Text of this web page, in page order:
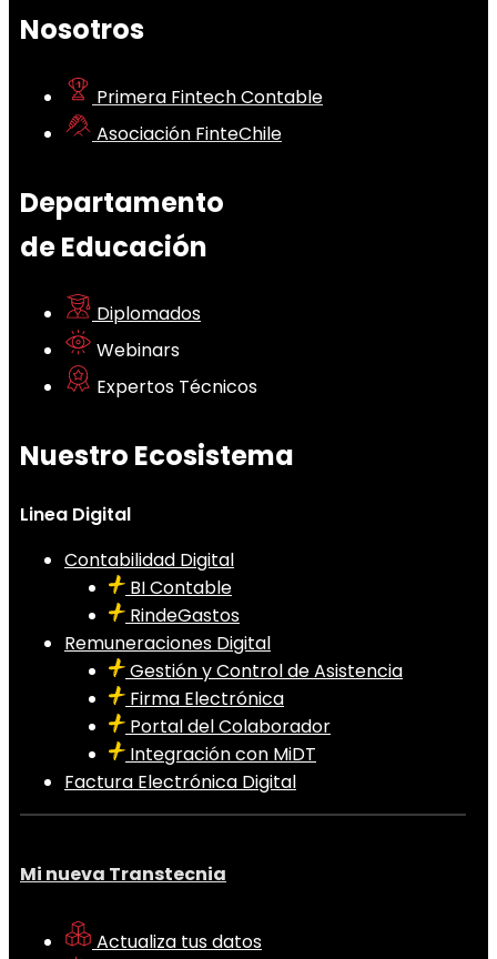
Nosotros
Primera Fintech Contable
Asociación FinteChile
Departamento
de Educación
Diplomados
Webinars
Expertos Técnicos
Nuestro Ecosistema
Linea Digital
Contabilidad Digital
BI Contable
RindeGastos
Remuneraciones Digital
Gestión y Control de Asistencia
Firma Electrónica
Portal del Colaborador
Integración con MiDT
Factura Electrónica Digital
Mi nueva Transtecnia
Actualiza tus datos